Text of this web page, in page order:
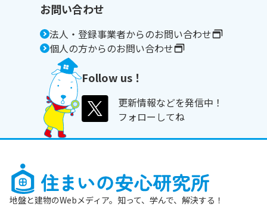
お問い合わせ
法人・登録事業者からのお問い合わせ
個人の方からのお問い合わせ
Follow us！
更新情報などを発信中！
フォローしてね
地盤と建物のWebメディア。知って、学んで、解決する！